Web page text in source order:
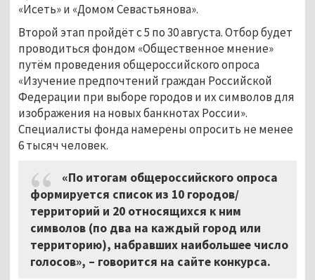
«Исеть» и «Домом Севастьянова».
Второй этап пройдёт с 5 по 30 августа. Отбор будет
проводиться фондом «Общественное мнение»
путём проведения общероссийского опроса
«Изучение предпочтений граждан Российской
Федерации при выборе городов и их символов для
изображения на новых банкнотах России».
Специалисты фонда намерены опросить не менее
6 тысяч человек.
«По итогам общероссийского опроса
формируется список из 10 городов/
территорий и 20 относящихся к ним
символов (по два на каждый город или
территорию), набравших наибольшее число
голосов», – говорится на сайте конкурса.